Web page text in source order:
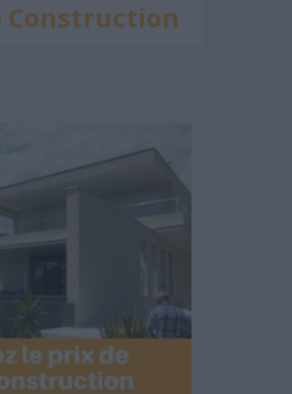
Construction